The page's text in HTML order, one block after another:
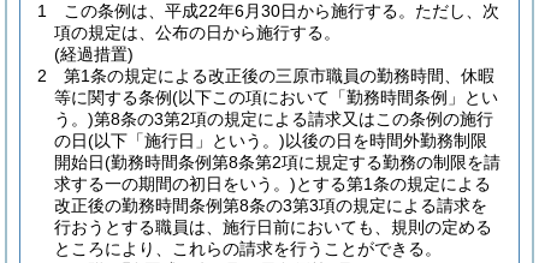
1
この条例は、平成22年6月30日から施行する。 ただし、次
項の規定は、公布の日から施行する。
(経過措置)
2
第1条の規定による改正後の三原市職員の勤務時間、休暇
等に関する条例(以下この項において「勤務時間条例」とい
う。)第8条の3第2項の規定による請求又はこの条例の施行
の日(以下「施行日」という。)以後の日を時間外勤務制限
開始日(勤務時間条例第8条第2項に規定する勤務の制限を請
求する一の期間の初日をいう。)とする第1条の規定による
改正後の勤務時間条例第8条の3第3項の規定による請求を
行おうとする職員は、施行日前においても、規則の定める
ところにより、これらの請求を行うことができる。